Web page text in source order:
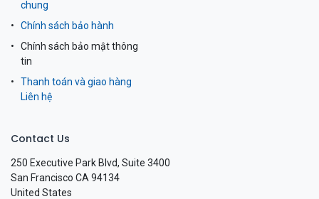
chung
Chính sách bảo hành
Chính sách bảo mật thông
tin
Thanh toán và giao hàng
Liên hệ
Contact Us
250 Executive Park Blvd, Suite 3400
San Francisco CA 94134
United States